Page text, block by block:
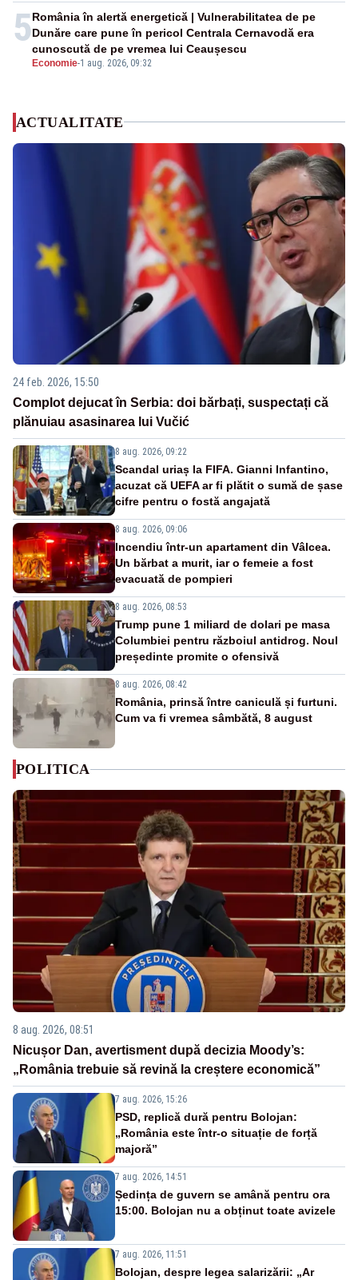
5
Economie-1 aug. 2026, 09:32
România în alertă energetică | Vulnerabilitatea de pe
Dunăre care pune în pericol Centrala Cernavodă era
cunoscută de pe vremea lui Ceaușescu
ACTUALITATE
24 feb. 2026, 15:50
Complot dejucat în Serbia: doi bărbați, suspectați că
plănuiau asasinarea lui Vučić
8 aug. 2026, 09:22
Scandal uriaș la FIFA. Gianni Infantino,
acuzat că UEFA ar fi plătit o sumă de șase
cifre pentru o fostă angajată
8 aug. 2026, 09:06
Incendiu într-un apartament din Vâlcea.
Un bărbat a murit, iar o femeie a fost
evacuată de pompieri
8 aug. 2026, 08:53
Trump pune 1 miliard de dolari pe masa
Columbiei pentru războiul antidrog. Noul
președinte promite o ofensivă
8 aug. 2026, 08:42
România, prinsă între caniculă și furtuni.
Cum va fi vremea sâmbătă, 8 august
POLITICA
8 aug. 2026, 08:51
Nicușor Dan, avertisment după decizia Moody’s:
„România trebuie să revină la creștere economică”
7 aug. 2026, 15:26
PSD, replică dură pentru Bolojan:
„România este într-o situație de forță
majoră”
7 aug. 2026, 14:51
Ședința de guvern se amână pentru ora
15:00. Bolojan nu a obținut toate avizele
7 aug. 2026, 11:51
Bolojan, despre legea salarizării: „Ar